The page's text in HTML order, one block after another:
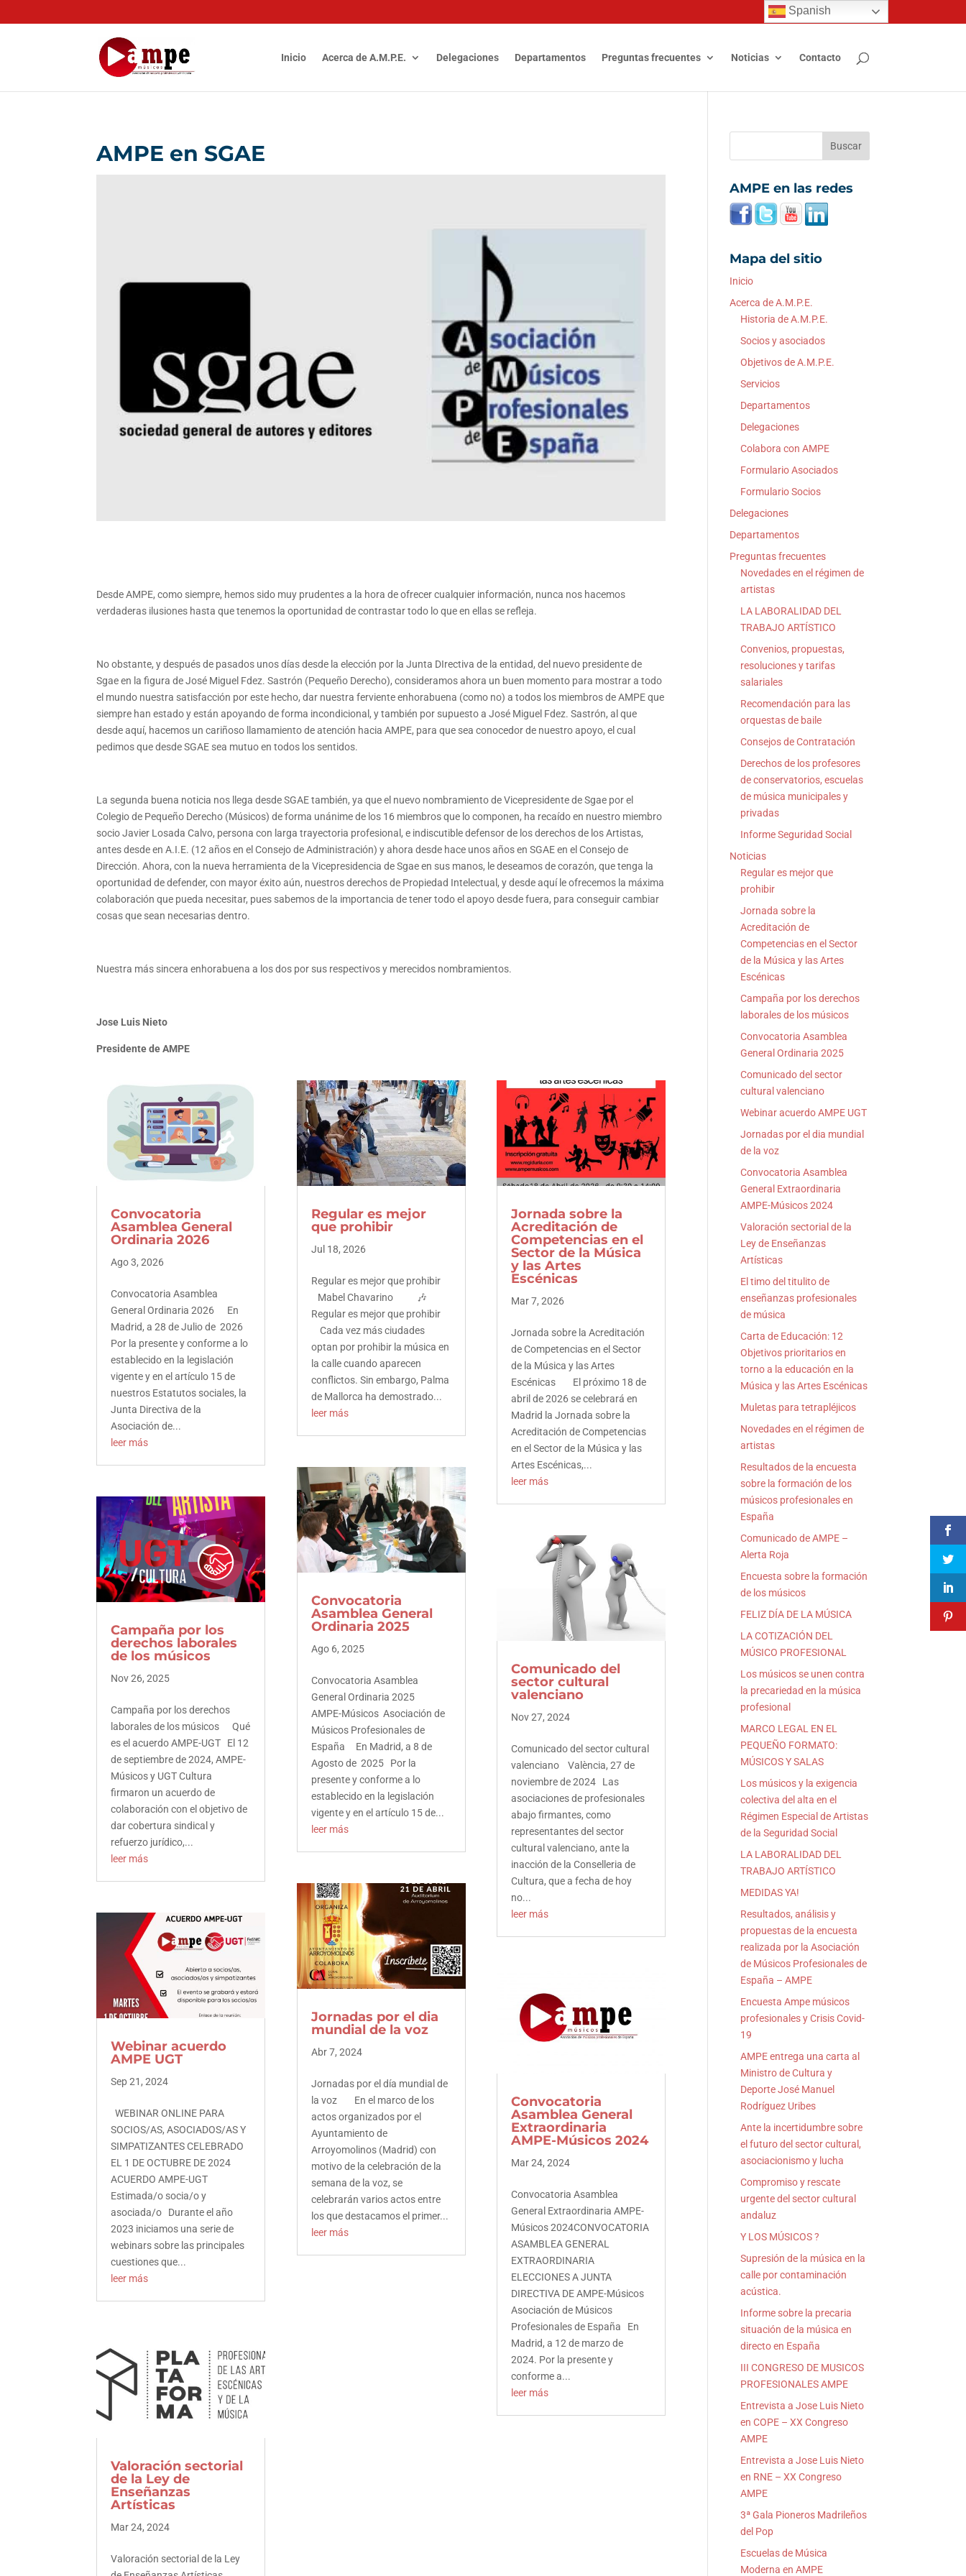
Inicio Acerca de A.M.P.E. Delegaciones Departamentos Preguntas frecuentes Noticias Contacto
AMPE en SGAE
Desde AMPE, como siempre, hemos sido muy prudentes a la hora de ofrecer cualquier información, nunca nos hacemos
verdaderas ilusiones hasta que tenemos la oportunidad de contrastar todo lo que en ellas se refleja.
No obstante, y después de pasados unos días desde la elección por la Junta DIrectiva de la entidad, del nuevo presidente de
Sgae en la figura de José Miguel Fdez. Sastrón (Pequeño Derecho), consideramos ahora un buen momento para mostrar a todo
el mundo nuestra satisfacción por este hecho, dar nuestra ferviente enhorabuena (como no) a todos los miembros de AMPE que
siempre han estado y están apoyando de forma incondicional, y también por supuesto a José Miguel Fdez. Sastrón, al que
desde aquí, hacemos un cariñoso llamamiento de atención hacia AMPE, para que sea conocedor de nuestro apoyo, el cual
pedimos que desde SGAE sea mutuo en todos los sentidos.
La segunda buena noticia nos llega desde SGAE también, ya que el nuevo nombramiento de Vicepresidente de Sgae por el
Colegio de Pequeño Derecho (Músicos) de forma unánime de los 16 miembros que lo componen, ha recaído en nuestro miembro
socio Javier Losada Calvo, persona con larga trayectoria profesional, e indiscutible defensor de los derechos de los Artistas,
antes desde en A.I.E. (12 años en el Consejo de Administración) y ahora desde hace unos años en SGAE en el Consejo de
Dirección. Ahora, con la nueva herramienta de la Vicepresidencia de Sgae en sus manos, le deseamos de corazón, que tenga la
oportunidad de defender, con mayor éxito aún, nuestros derechos de Propiedad Intelectual, y desde aquí le ofrecemos la máxima
colaboración que pueda necesitar, pues sabemos de la importancia de tener todo el apoyo desde fuera, para conseguir cambiar
cosas que sean necesarias dentro.
Nuestra más sincera enhorabuena a los dos por sus respectivos y merecidos nombramientos.
Jose Luis Nieto
Presidente de AMPE
Facebook
Twitter
LinkedIn
Convocatoria
Asamblea General
Ordinaria 2026
Ago 3, 2026
Convocatoria Asamblea
General Ordinaria 2026 En
Madrid, a 28 de Julio de 2026
Por la presente y conforme a lo
establecido en la legislación
vigente y en el artículo 15 de
nuestros Estatutos sociales, la
Junta Directiva de la
Asociación de...
leer más
Facebook
Twitter
LinkedIn
Campaña por los
derechos laborales
de los músicos
Nov 26, 2025
Campaña por los derechos
laborales de los músicos Qué
es el acuerdo AMPE-UGT El 12
de septiembre de 2024, AMPE-
Músicos y UGT Cultura
firmaron un acuerdo de
colaboración con el objetivo de
dar cobertura sindical y
refuerzo jurídico,...
leer más
Facebook
Twitter
LinkedIn
Webinar acuerdo
AMPE UGT
Sep 21, 2024
WEBINAR ONLINE PARA
SOCIOS/AS, ASOCIADOS/AS Y
SIMPATIZANTES CELEBRADO
EL 1 DE OCTUBRE DE 2024
ACUERDO AMPE-UGT
Estimada/o socia/o y
asociada/o Durante el año
2023 iniciamos una serie de
webinars sobre las principales
cuestiones que...
leer más
Facebook
Twitter
Valoración sectorial
de la Ley de
Enseñanzas
Artísticas
Mar 24, 2024
Valoración sectorial de la Ley
Facebook
Twitter
LinkedIn
Regular es mejor
que prohibir
Jul 18, 2026
Regular es mejor que prohibir
Mabel Chavarino 🎶
Regular es mejor que prohibir
Cada vez más ciudades
optan por prohibir la música en
la calle cuando aparecen
conflictos. Sin embargo, Palma
de Mallorca ha demostrado...
leer más
Facebook
Twitter
LinkedIn
Convocatoria
Asamblea General
Ordinaria 2025
Ago 6, 2025
Convocatoria Asamblea
General Ordinaria 2025
AMPE-Músicos Asociación de
Músicos Profesionales de
España En Madrid, a 8 de
Agosto de 2025 Por la
presente y conforme a lo
establecido en la legislación
vigente y en el artículo 15 de...
leer más
Facebook
Twitter
LinkedIn
Jornadas por el dia
mundial de la voz
Abr 7, 2024
Jornadas por el día mundial de
la voz En el marco de los
actos organizados por el
Ayuntamiento de
Arroyomolinos (Madrid) con
motivo de la celebración de la
semana de la voz, se
celebrarán varios actos entre
los que destacamos el primer...
leer más
Facebook
Twitter
LinkedIn
Jornada sobre la
Acreditación de
Competencias en el
Sector de la Música
y las Artes
Escénicas
Mar 7, 2026
Jornada sobre la Acreditación
de Competencias en el Sector
de la Música y las Artes
Escénicas El próximo 18 de
abril de 2026 se celebrará en
Madrid la Jornada sobre la
Acreditación de Competencias
en el Sector de la Música y las
Artes Escénicas,...
leer más
Facebook
Twitter
LinkedIn
Comunicado del
sector cultural
valenciano
Nov 27, 2024
Comunicado del sector cultural
valenciano València, 27 de
noviembre de 2024 Las
asociaciones de profesionales
abajo firmantes, como
representantes del sector
cultural valenciano, ante la
inacción de la Conselleria de
Cultura, que a fecha de hoy
no...
leer más
Facebook
Twitter
Convocatoria
Asamblea General
Extraordinaria
AMPE-Músicos 2024
Mar 24, 2024
Convocatoria Asamblea
General Extraordinaria AMPE-
Músicos 2024CONVOCATORIA
ASAMBLEA GENERAL
EXTRAORDINARIA
ELECCIONES A JUNTA
DIRECTIVA DE AMPE-Músicos
Asociación de Músicos
Profesionales de España En
Madrid, a 12 de marzo de
2024. Por la presente y
conforme a...
leer más
AMPE en las redes
Mapa del sitio
Inicio
Acerca de A.M.P.E.
Historia de A.M.P.E.
Socios y asociados
Objetivos de A.M.P.E.
Servicios
Departamentos
Delegaciones
Colabora con AMPE
Formulario Asociados
Formulario Socios
Delegaciones
Departamentos
Preguntas frecuentes
Novedades en el régimen de
artistas
LA LABORALIDAD DEL
TRABAJO ARTÍSTICO
Convenios, propuestas,
resoluciones y tarifas
salariales
Recomendación para las
orquestas de baile
Consejos de Contratación
Derechos de los profesores
de conservatorios, escuelas
de música municipales y
privadas
Informe Seguridad Social
Noticias
Regular es mejor que
prohibir
Jornada sobre la
Acreditación de
Competencias en el Sector
de la Música y las Artes
Escénicas
Campaña por los derechos
laborales de los músicos
Convocatoria Asamblea
General Ordinaria 2025
Comunicado del sector
cultural valenciano
Webinar acuerdo AMPE UGT
Jornadas por el dia mundial
de la voz
Convocatoria Asamblea
General Extraordinaria
AMPE-Músicos 2024
Valoración sectorial de la
Ley de Enseñanzas
Artísticas
El timo del titulito de
enseñanzas profesionales
de música
Carta de Educación: 12
Objetivos prioritarios en
torno a la educación en la
Música y las Artes Escénicas
Muletas para tetrapléjicos
Novedades en el régimen de
artistas
Resultados de la encuesta
sobre la formación de los
músicos profesionales en
España
Comunicado de AMPE –
Alerta Roja
Encuesta sobre la formación
de los músicos
FELIZ DÍA DE LA MÚSICA
LA COTIZACIÓN DEL
MÚSICO PROFESIONAL
Los músicos se unen contra
la precariedad en la música
profesional
MARCO LEGAL EN EL
PEQUEÑO FORMATO:
MÚSICOS Y SALAS
Los músicos y la exigencia
colectiva del alta en el
Régimen Especial de Artistas
de la Seguridad Social
LA LABORALIDAD DEL
TRABAJO ARTÍSTICO
MEDIDAS YA!
Resultados, análisis y
propuestas de la encuesta
realizada por la Asociación
de Músicos Profesionales de
España – AMPE
Encuesta Ampe músicos
profesionales y Crisis Covid-
19
AMPE entrega una carta al
Ministro de Cultura y
Deporte José Manuel
Rodríguez Uribes
Ante la incertidumbre sobre
el futuro del sector cultural,
asociacionismo y lucha
Compromiso y rescate
urgente del sector cultural
andaluz
Y LOS MÚSICOS ?
Supresión de la música en la
calle por contaminación
acústica.
Informe sobre la precaria
situación de la música en
directo en España
III CONGRESO DE MUSICOS
PROFESIONALES AMPE
Entrevista a Jose Luis Nieto
en COPE – XX Congreso
AMPE
Entrevista a Jose Luis Nieto
en RNE – XX Congreso
AMPE
3ª Gala Pioneros Madrileños
del Pop
Escuelas de Música
Moderna en AMPE
Spanish